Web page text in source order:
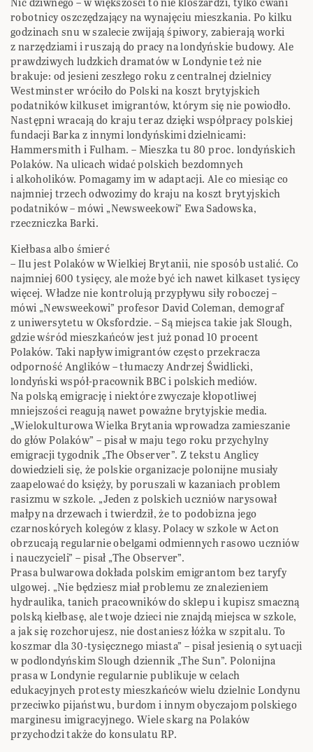
robotnicy oszczędzający na wynajęciu mieszkania. Po kilku
godzinach snu w szalecie zwijają śpiwory, zabierają worki
z narzędziami i ruszają do pracy na londyńskie budowy. Ale
prawdziwych ludzkich dramatów w Londynie też nie
brakuje: od jesieni zeszłego roku z centralnej dzielnicy
Westminster wróciło do Polski na koszt brytyjskich
podatników kilkuset imigrantów, którym się nie powiodło.
Następni wracają do kraju teraz dzięki współpracy polskiej
fundacji Barka z innymi londyńskimi dzielnicami:
Hammersmith i Fulham. – Mieszka tu 80 proc. londyńskich
Polaków. Na ulicach widać polskich bezdomnych
i alkoholików. Pomagamy im w adaptacji. Ale co miesiąc co
najmniej trzech odwozimy do kraju na koszt brytyjskich
podatników – mówi „Newsweekowi” Ewa Sadowska,
rzeczniczka Barki.
Kiełbasa albo śmierć
– Ilu jest Polaków w Wielkiej Brytanii, nie sposób ustalić. Co
najmniej 600 tysięcy, ale może być ich nawet kilkaset tysięcy
więcej. Władze nie kontrolują przypływu siły roboczej –
mówi „Newsweekowi” profesor David Coleman, demograf
z uniwersytetu w Oksfordzie. – Są miejsca takie jak Slough,
gdzie wśród mieszkańców jest już ponad 10 procent
Polaków. Taki napływ imigrantów często przekracza
odporność Anglików – tłumaczy Andrzej Świdlicki,
londyński współ-pracownik BBC i polskich mediów.
Na polską emigrację i niektóre zwyczaje kłopotliwej
mniejszości reagują nawet poważne brytyjskie media.
„Wielokulturowa Wielka Brytania wprowadza zamieszanie
do głów Polaków” – pisał w maju tego roku przychylny
emigracji tygodnik „The Observer”. Z tekstu Anglicy
dowiedzieli się, że polskie organizacje polonijne musiały
zaapelować do księży, by poruszali w kazaniach problem
rasizmu w szkole. „Jeden z polskich uczniów narysował
małpy na drzewach i twierdził, że to podobizna jego
czarnoskórych kolegów z klasy. Polacy w szkole w Acton
obrzucają regularnie obelgami odmiennych rasowo uczniów
i nauczycieli” – pisał „The Observer”.
Prasa bulwarowa dokłada polskim emigrantom bez taryfy
ulgowej. „Nie będziesz miał problemu ze znalezieniem
hydraulika, tanich pracowników do sklepu i kupisz smaczną
polską kiełbasę, ale twoje dzieci nie znajdą miejsca w szkole,
a jak się rozchorujesz, nie dostaniesz łóżka w szpitalu. To
koszmar dla 30-tysięcznego miasta” – pisał jesienią o sytuacji
w podlondyńskim Slough dziennik „The Sun”. Polonijna
prasa w Londynie regularnie publikuje w celach
edukacyjnych protesty mieszkańców wielu dzielnic Londynu
przeciwko pijaństwu, burdom i innym obyczajom polskiego
marginesu imigracyjnego. Wiele skarg na Polaków
przychodzi także do konsulatu RP.